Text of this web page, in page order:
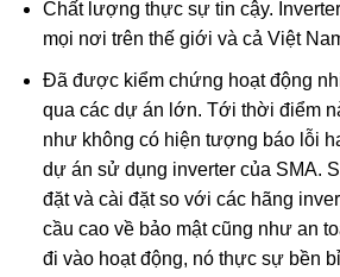
Chất lượng thực sự tin cậy.
mọi nơi trên thế giới và cả Việt
Đã được kiểm chứng hoạt động
qua các dự án lớn. Tới thời điểm
như không có hiện tượng báo lỗi
dự án sử dụng inverter của SMA.
đặt và cài đặt so với các hãng
cầu cao về bảo mật cũng như an
đi vào hoạt động, nó thực sự bền